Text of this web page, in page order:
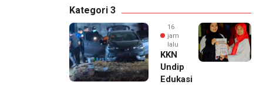
Kategori 3
16
jam
lalu
KKN
Undip
Edukasi